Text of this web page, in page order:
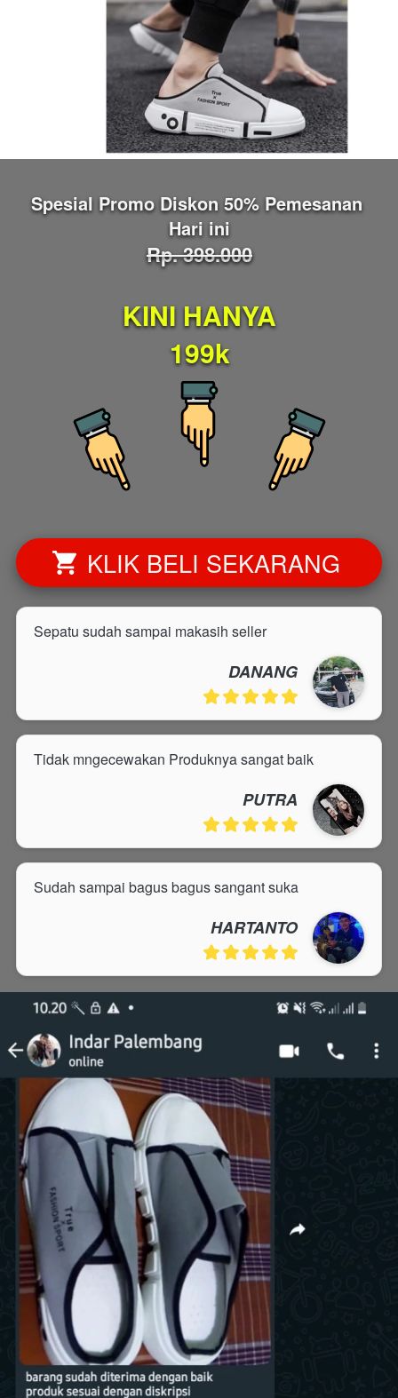
Spesial Promo Diskon 50% Pemesanan
Hari ini
Rp. 398.000
KINI HANYA
199k
` KLIK BELI SEKARANG
Sepatu sudah sampai makasih seller
DANANG
Tidak mngecewakan Produknya sangat baik
PUTRA
Sudah sampai bagus bagus sangant suka
HARTANTO